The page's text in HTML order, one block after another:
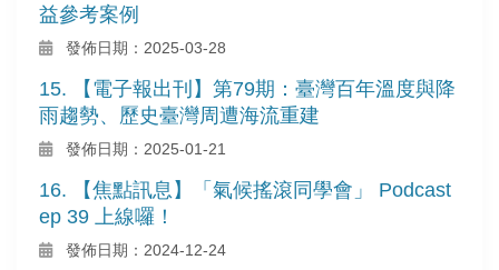
益參考案例
發佈日期：2025-03-28
15. 【電子報出刊】第79期：臺灣百年溫度與降
雨趨勢、歷史臺灣周遭海流重建
發佈日期：2025-01-21
16. 【焦點訊息】「氣候搖滾同學會」 Podcast
ep 39 上線囉！
發佈日期：2024-12-24